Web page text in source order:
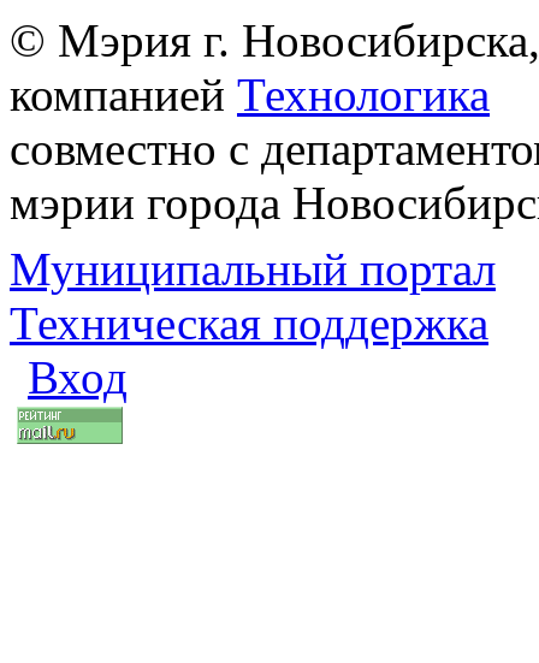
© Мэрия г.
компанией Технологика
совместно с
мэрии города
Муниципальный портал
Техническая поддержка
Вход